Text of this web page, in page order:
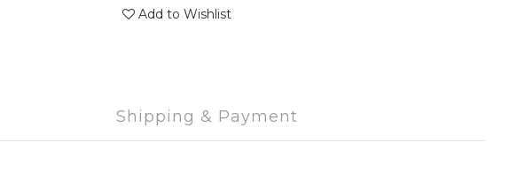
Add to Wishlist
Shipping & Payment